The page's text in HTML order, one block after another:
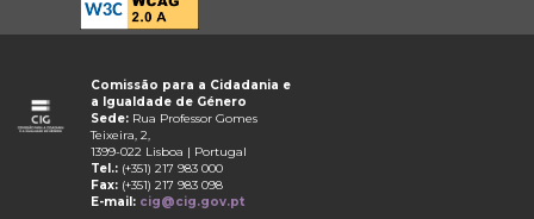
Comissão para a Cidadania e
a Igualdade de Género
Sede: Rua Professor Gomes
Teixeira, 2,
1399-022 Lisboa | Portugal
Tel.: (+351) 217 983 000
Fax: (+351) 217 983 098
E-mail: cig@cig.gov.pt